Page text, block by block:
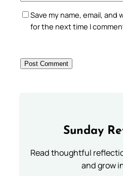
Save my name, email,
for the next time I
Sunday
Read thoughtful
and grow